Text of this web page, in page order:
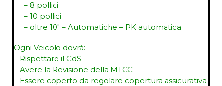
– 8 pollici
– 10 pollici
– oltre 10″ – Automatiche – PK automatica
Ogni Veicolo dovrà:
– Rispettare il CdS
– Avere la Revisione della MTCC
– Essere coperto da regolare copertura assicurativa